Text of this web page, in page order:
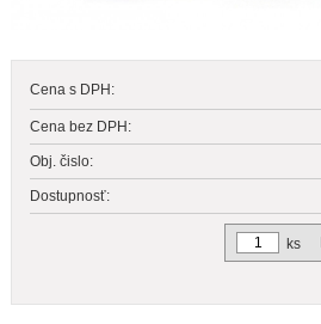
Cena s DPH:
Cena bez DPH:
Obj. čislo:
Dostupnosť:
ks